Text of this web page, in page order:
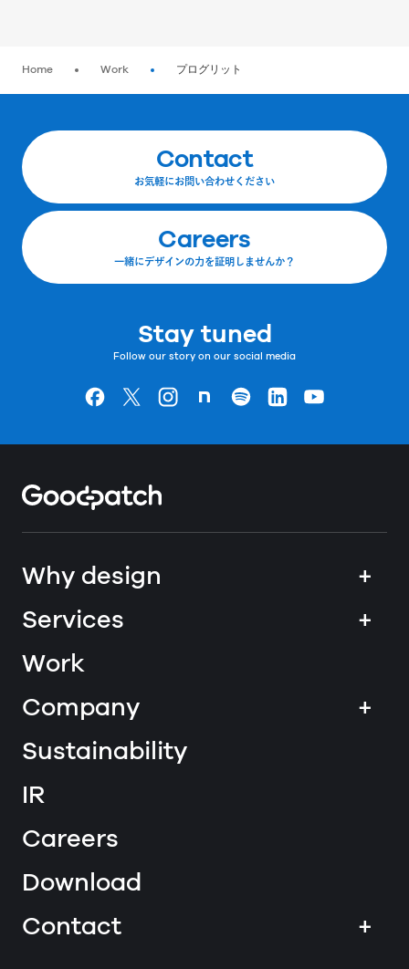
Home Work プログリット
Contact
お気軽にお問い合わせください
Careers
一緒にデザインの力を証明しませんか？
Stay tuned
Follow our story on our social media
Goodpatchの
ページ
Goodpatchの
ページ
Goodpatchの
ページGoodpatchの
ページ
Goodpatchの
ページ
Goodpatchの
ページ
Goodpatchの
Why design
+
Services
+
Work
Company
+
Sustainability
IR
Careers
Download
Contact
+